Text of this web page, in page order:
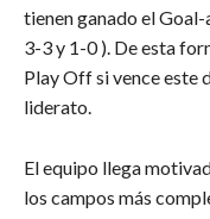
tienen ganado el
3-3 y 1-0 ). De esta
Play Off si vence este
liderato.
El equipo llega
los campos más